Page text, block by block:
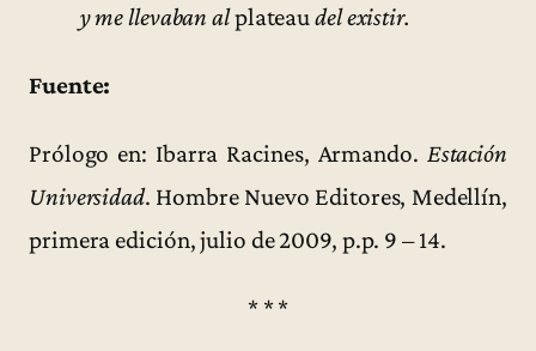
y me llevaban alplateaudel existir.
Fuente:
Prólogo en: Ibarra Racines, Armando. Estación
Universidad. Hombre Nuevo Editores, Medellín,
primera edición, julio de 2009, p.p. 9 – 14.
* * *